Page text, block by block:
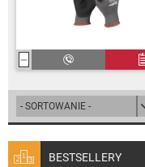
BESTSELLERY